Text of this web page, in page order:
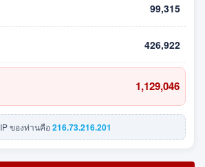
99,315
426,922
1,129,046
IP ของท่านคือ216.73.216.201